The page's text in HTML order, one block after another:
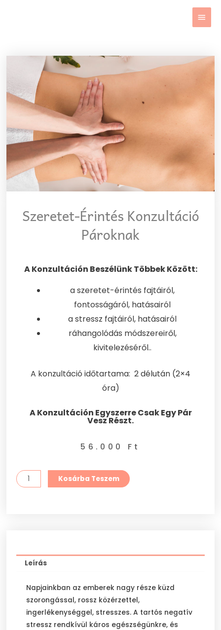
MAIN
Szeretet-Érintés Konzultáció
Pároknak
A Konzultáción Beszélünk Többek Között:
a szeretet-érintés fajtáiról,
fontosságáról, hatásairól
a stressz fajtáiról, hatásairól
ráhangolódás módszereiről,
kivitelezéséről..
A konzultáció időtartama: 2 délután (2×4
óra)
A Konzultáción Egyszerre Csak Egy Pár
Vesz Részt.
56.000 Ft
Szeretet-
érintés
Kosárba Teszem
Leírás
Napjainkban az emberek nagy része küzd
szorongással, rossz közérzettel,
ingerlékenységgel, stresszes. A tartós negatív
stressz rendkívül káros egészségünkre, és